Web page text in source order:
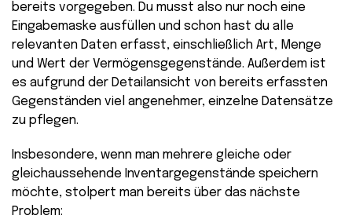
bereits vorgegeben. Du musst also nur noch eine
Eingabemaske ausfüllen und schon hast du alle
relevanten Daten erfasst, einschließlich Art, Menge
und Wert der Vermögensgegenstände. Außerdem ist
es aufgrund der Detailansicht von bereits erfassten
Gegenständen viel angenehmer, einzelne Datensätze
zu pflegen.
Insbesondere, wenn man mehrere gleiche oder
gleichaussehende Inventargegenstände speichern
möchte, stolpert man bereits über das nächste
Problem: